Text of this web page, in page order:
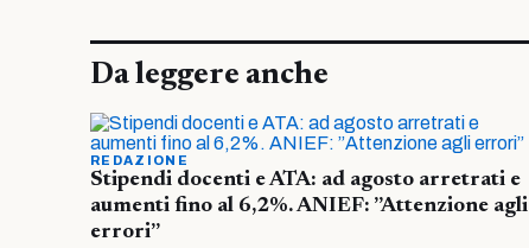
Da leggere anche
REDAZIONE
Stipendi docenti e ATA: ad agosto arretrati e
aumenti fino al 6,2%. ANIEF: ”Attenzione agli
errori”